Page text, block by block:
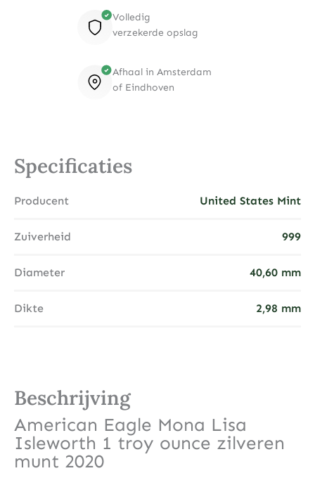
Volledig
verzekerde opslag
Afhaal in Amsterdam
of Eindhoven
Specificaties
Producent United States Mint
Zuiverheid 999
Diameter 40,60 mm
Dikte 2,98 mm
Beschrijving
American Eagle Mona Lisa
Isleworth 1 troy ounce zilveren
munt 2020